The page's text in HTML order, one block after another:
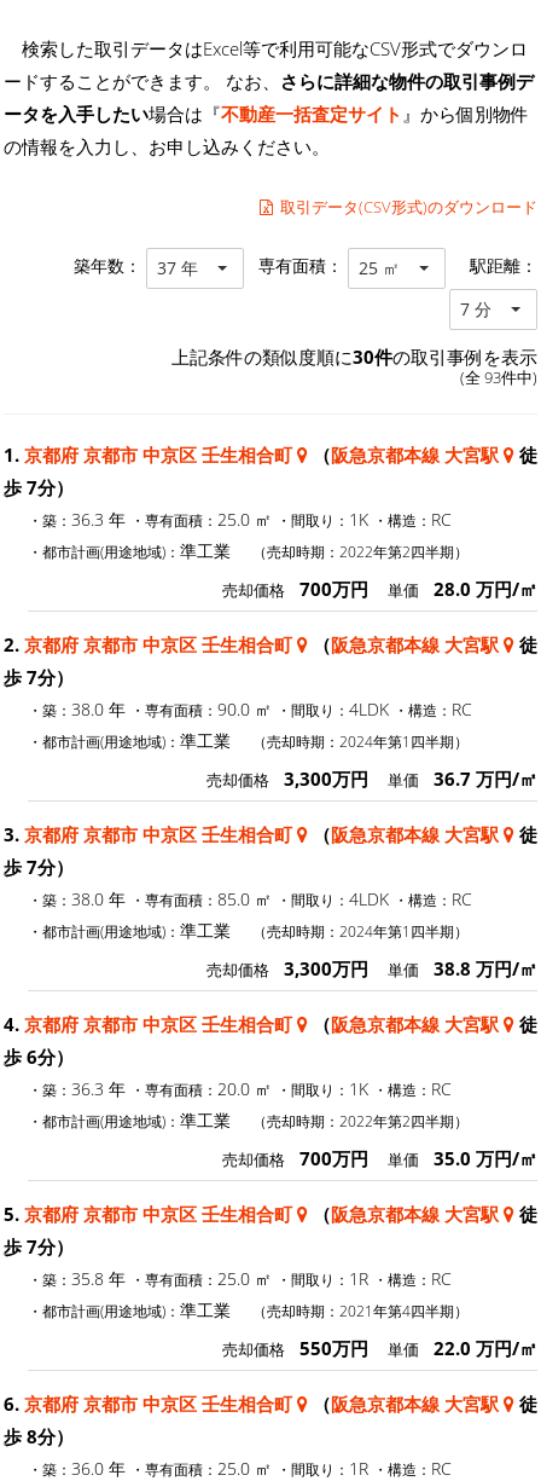
検索した取引データはExcel等で利用可能なCSV形式でダウンロ
ードすることができます。 なお、 さらに詳細な物件の取引事例デ
ータを入手したい場合は『不動産一括査定サイト 』から個別物件
の情報を入力し、お申し込みください。
取引データ(CSV形式)のダウンロード
築年数： 37 年 専有面積： 25 ㎡ 駅距離：
7 分
上記条件の類似度順に30件の取引事例を表示
(全 93件中)
1. 京都府 京都市 中京区 壬生相合町 （阪急京都本線 大宮駅
徒
歩 7分）
・築： 36.3 年 ・専有面積： 25.0 ㎡ ・間取り： 1K ・構造： RC
・都市計画(用途地域)： 準工業 （売却時期：2022年第2四半期）
売却価格 700万円 単価 28.0 万円/㎡
2. 京都府 京都市 中京区 壬生相合町 （阪急京都本線 大宮駅
徒
歩 7分）
・築： 38.0 年 ・専有面積： 90.0 ㎡ ・間取り： 4LDK ・構造： RC
・都市計画(用途地域)： 準工業 （売却時期：2024年第1四半期）
売却価格 3,300万円 単価 36.7 万円/㎡
3. 京都府 京都市 中京区 壬生相合町 （阪急京都本線 大宮駅
徒
歩 7分）
・築： 38.0 年 ・専有面積： 85.0 ㎡ ・間取り： 4LDK ・構造： RC
・都市計画(用途地域)： 準工業 （売却時期：2024年第1四半期）
売却価格 3,300万円 単価 38.8 万円/㎡
4. 京都府 京都市 中京区 壬生相合町 （阪急京都本線 大宮駅
徒
歩 6分）
・築： 36.3 年 ・専有面積： 20.0 ㎡ ・間取り： 1K ・構造： RC
・都市計画(用途地域)： 準工業 （売却時期：2022年第2四半期）
売却価格 700万円 単価 35.0 万円/㎡
5. 京都府 京都市 中京区 壬生相合町 （阪急京都本線 大宮駅
徒
歩 7分）
・築： 35.8 年 ・専有面積： 25.0 ㎡ ・間取り： 1R ・構造： RC
・都市計画(用途地域)： 準工業 （売却時期：2021年第4四半期）
売却価格 550万円 単価 22.0 万円/㎡
6. 京都府 京都市 中京区 壬生相合町 （阪急京都本線 大宮駅
徒
歩 8分）
・築： 36.0 年 ・専有面積： 25.0 ㎡ ・間取り： 1R ・構造： RC